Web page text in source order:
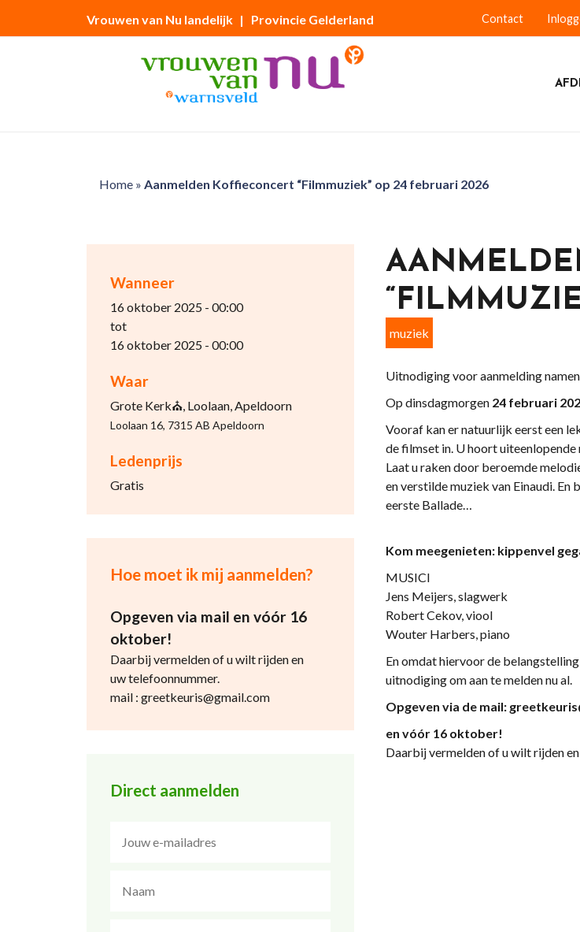
Vrouwen van Nu landelijk | Provincie Gelderland Contact
Home» Aanmelden Koffieconcert “Filmmuziek” op 24 februari 2026
Wanneer
16 oktober 2025 - 00:00
tot
16 oktober 2025 - 00:00
Waar
Grote Kerk⛪, Loolaan, Apeldoorn
Loolaan 16, 7315 AB Apeldoorn
Ledenprijs
Gratis
Hoe moet ik mij aanmelden?
Opgeven via mail en vóór 16
oktober!
Daarbij vermelden of u wilt rijden en
uw telefoonnummer.
mail : greetkeuris@gmail.com
Direct aanmelden
muziek
Uitnodiging voor aanmelding
Op dinsdagmorgen 24 februari
Vooraf kan er natuurlijk eerst een
de filmset in. U hoort uiteenlopende
Laat u raken door beroemde
en verstilde muziek van Einaudi. En
eerste Ballade…
Kom meegenieten: kippenvel
MUSICI
Jens Meijers, slagwerk
Robert Cekov, viool
Wouter Harbers, piano
En omdat hiervoor de
uitnodiging om aan te melden nu al.
Opgeven via de mail:
en vóór 16 oktober!
Daarbij vermelden of u wilt rijden